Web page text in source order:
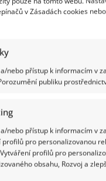
v Zásadách cookies
nebo přístup k informacím v
publiku
nebo přístup k informacím v
profilů pro personalizovanou
profilů pro
obsahu, Rozvoj a